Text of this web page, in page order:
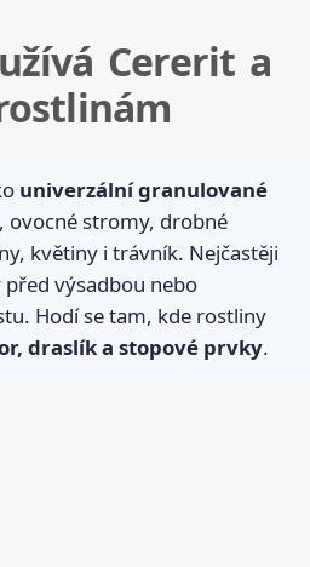
Cererit a
univerzální granulované
ovocné stromy, drobné
květiny i trávník. Nejčastěji
výsadbou nebo
Hodí se tam, kde rostliny
draslík a stopové prvky.